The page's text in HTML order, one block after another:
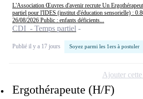
L'Association Œuvres d'avenir recrute Un
partiel pour l'IDES (institut d'éducation sensorielle) :
26/08/2026 Public : enfants déficients...
CDI - Temps partiel
Publié il y a 17 jours Soyez parmi les 1ers à postuler
Ergothérapeute (H/F)
Ajouter